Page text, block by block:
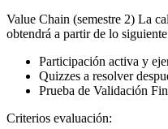
Value Chain (semestre 2) La
obtendrá a partir de lo
Participación activa y
Quizzes a resolver
Prueba de Validación
Criterios evaluación: